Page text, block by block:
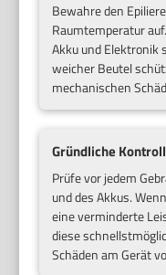
Bewahre den
Raumtemperatur
Akku und Elektronik
weicher Beutel
mechanischen
Gründliche
Prüfe vor jedem
und des Akkus.
eine verminderte
diese
Schäden am Gerät